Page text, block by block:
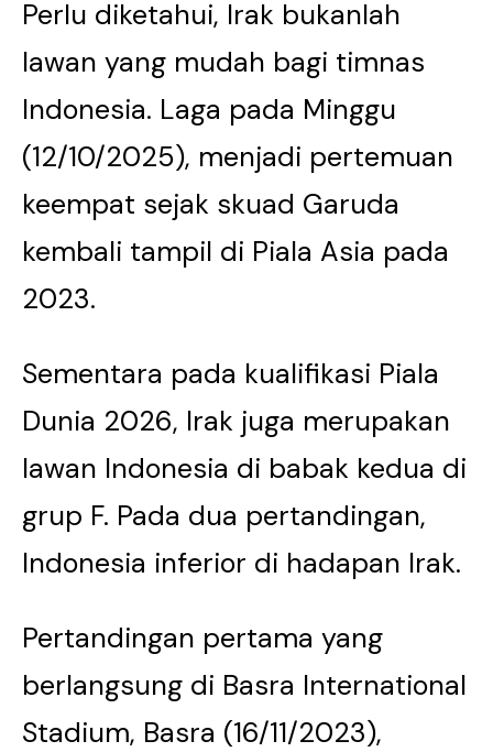
Perlu diketahui, Irak bukanlah
lawan yang mudah bagi timnas
Indonesia. Laga pada Minggu
(12/10/2025), menjadi pertemuan
keempat sejak skuad Garuda
kembali tampil di Piala Asia pada
2023.
Sementara pada kualifikasi Piala
Dunia 2026, Irak juga merupakan
lawan Indonesia di babak kedua di
grup F. Pada dua pertandingan,
Indonesia inferior di hadapan Irak.
Pertandingan pertama yang
berlangsung di Basra International
Stadium, Basra (16/11/2023),